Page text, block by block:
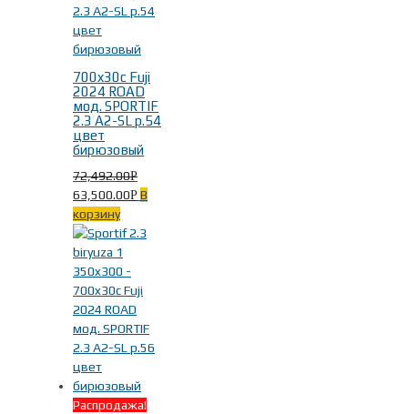
700x30c Fuji
2024 ROAD
мод. SPORTIF
2.3 A2-SL р.54
цвет
бирюзовый
72,492.00Р
63,500.00Р В
корзину
Распродажа!